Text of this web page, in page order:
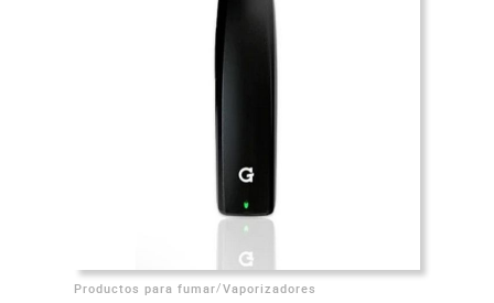
Productos para fumar/Vaporizadores